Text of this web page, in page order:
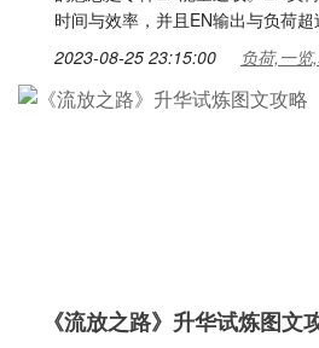
时间与效率，并且EN输出与负荷
2023-08-25 23:15:00 负荷,一
《流放之路》升华试炼图文